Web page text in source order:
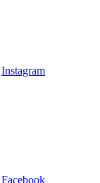
Instagram
Facebook